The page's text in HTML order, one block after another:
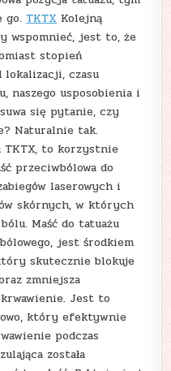
go. TKTX Kolejną
wspomnieć, jest to, że
stopień
lokalizacji, czasu
naszego usposobienia i
się pytanie, czy
Naturalnie tak.
TKTX, to korzystnie
przeciwbólowa do
laserowych i
skórnych, w których
Maść do tatuażu
jest środkiem
skutecznie blokuje
zmniejsza
Jest to
który efektywnie
podczas
została